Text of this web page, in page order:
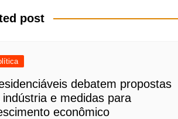
post
debatem propostas
indústria e medidas para
econômico